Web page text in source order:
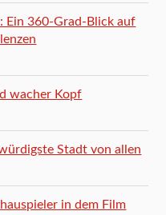
Ein 360-Grad-Blick auf
wacher Kopf
Stadt von allen
in dem Film